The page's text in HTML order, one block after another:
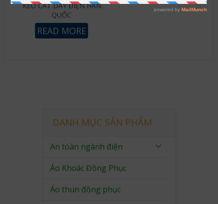
KÉO CẮT DÂY ĐIỆN HÀN
QUỐC
READ MORE
DANH MỤC SẢN PHẨM
An toàn ngành điện
Áo Khoác Đồng Phục
Áo thun đồng phục